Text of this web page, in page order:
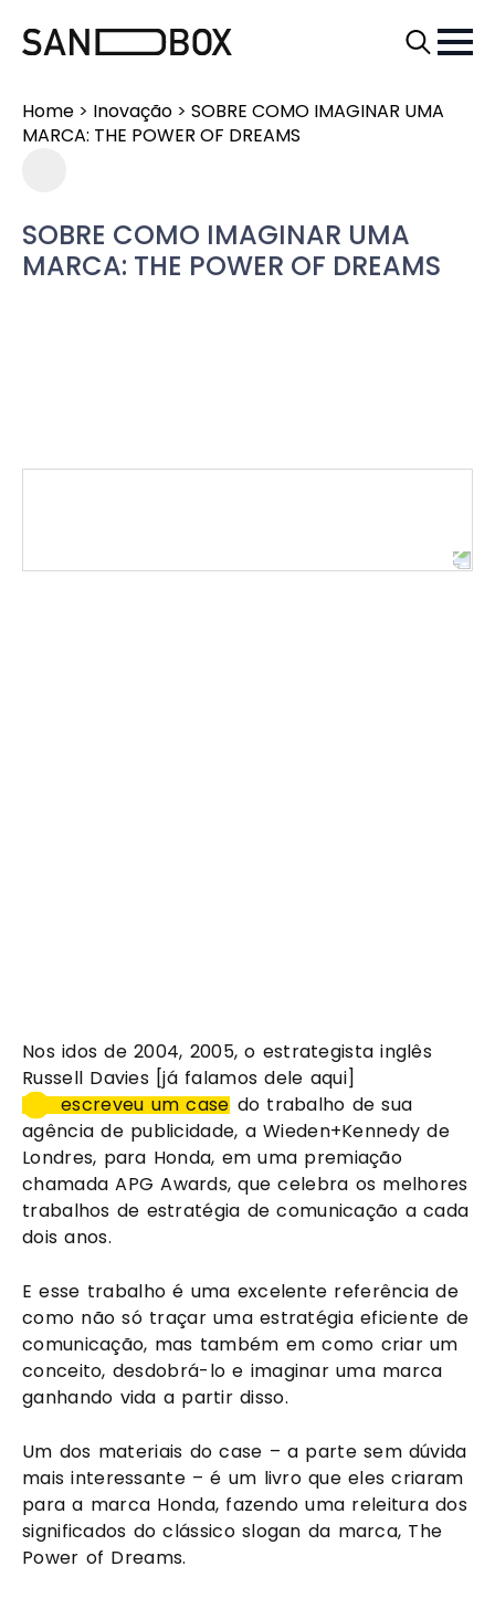
Home > Inovação > SOBRE COMO IMAGINAR UMA
MARCA: THE POWER OF DREAMS
SOBRE COMO IMAGINAR UMA
MARCA: THE POWER OF DREAMS
Nos idos de 2004, 2005, o estrategista inglês
Russell Davies [já falamos dele aqui]
escreveu um case do trabalho de sua
agência de publicidade, a Wieden+Kennedy de
Londres, para Honda, em uma premiação
chamada APG Awards, que celebra os melhores
trabalhos de estratégia de comunicação a cada
dois anos.
E esse trabalho é uma excelente referência de
como não só traçar uma estratégia eficiente de
comunicação, mas também em como criar um
conceito, desdobrá-lo e imaginar uma marca
ganhando vida a partir disso.
Um dos materiais do case – a parte sem dúvida
mais interessante – é um livro que eles criaram
para a marca Honda, fazendo uma releitura dos
significados do clássico slogan da marca, The
Power of Dreams.